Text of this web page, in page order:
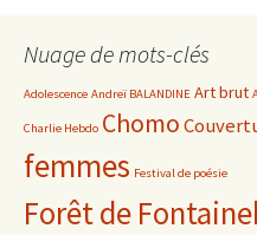
Nuage de mots-clés
Adolescence Andreï BALANDINE Art brut
Charlie Hebdo Chomo
femmes Festival de poésie
Forêt de